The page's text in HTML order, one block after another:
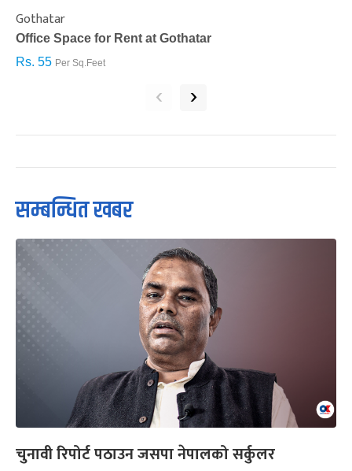
Gothatar
Office Space for Rent at Gothatar
Rs. 55 Per Sq.Feet
‹ ›
सम्बन्धित खबर
चुनावी रिपोर्ट पठाउन जसपा नेपालको सर्कुलर